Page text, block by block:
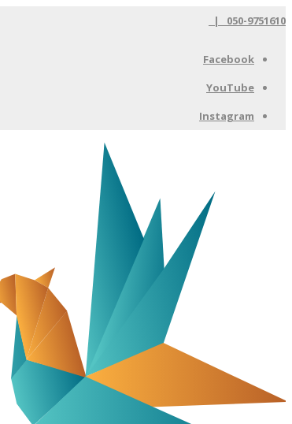
050-9751610 |
Facebook
YouTube
Instagram